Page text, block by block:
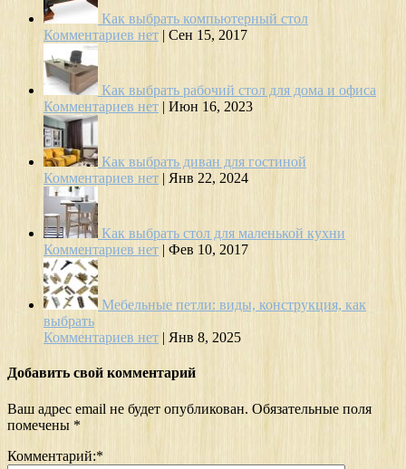
Как выбрать компьютерный стол
Комментариев нет | Сен 15, 2017
Как выбрать рабочий стол для дома и офиса
Комментариев нет | Июн 16, 2023
Как выбрать диван для гостиной
Комментариев нет | Янв 22, 2024
Как выбрать стол для маленькой кухни
Комментариев нет | Фев 10, 2017
Мебельные петли: виды, конструкция, как
выбрать
Комментариев нет | Янв 8, 2025
Добавить свой комментарий
Ваш адрес email не будет опубликован. Обязательные поля
помечены *
Комментарий:*